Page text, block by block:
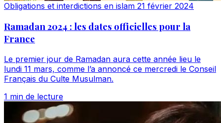
Obligations et interdictions en islam 21 février 2024
Ramadan 2024 : les dates officielles pour la
France
Le premier jour de Ramadan aura cette année lieu le
lundi 11 mars, comme l’a annoncé ce mercredi le Conseil
Français du Culte Musulman.
1 min de lecture